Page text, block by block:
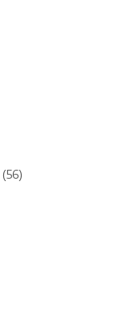
(56)